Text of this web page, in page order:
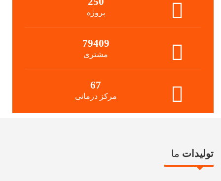
پروژه
79409
مشتری
67
مرکز درمانی
تولیدات ما